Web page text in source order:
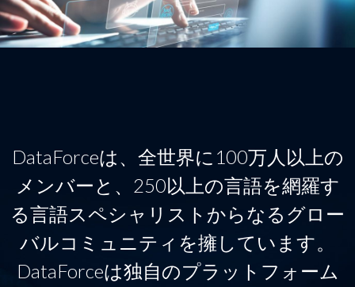
DataForceは、全世界に100万人以上の
メンバーと、250以上の言語を網羅す
る言語スペシャリストからなるグロー
バルコミュニティを擁しています。
DataForceは独自のプラットフォーム